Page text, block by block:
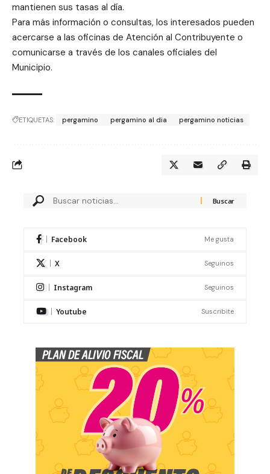
mantienen sus tasas al día.
Para más información o consultas, los interesados pueden
acercarse a las oficinas de Atención al Contribuyente o
comunicarse a través de los canales oficiales del
Municipio.
ETIQUETAS: pergamino pergamino al dia pergamino noticias
Facebook Me gusta
X Seguinos
Instagram Seguinos
Youtube Suscribite